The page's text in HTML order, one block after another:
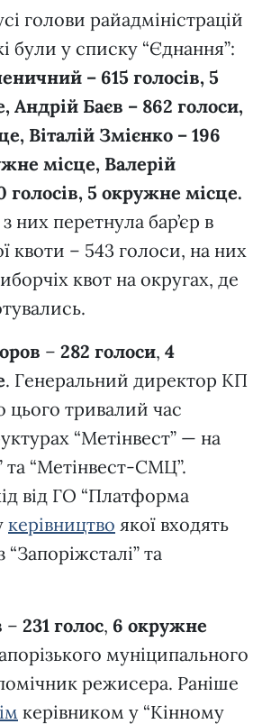
голови райадміністрацій
були у списку “Єднання”:
– 615 голосів, 5
Андрій Баєв – 862 голоси,
Віталій Змієнко – 196
місце, Валерій
голосів, 5 окружне місце.
них перетнула бар’єр в
квоти – 543 голоси, на них
квот на округах, де
– 282 голоси, 4
. Генеральний директор КП
цього тривалий час
“Метінвест” — на
та “Метінвест-СМЦ”.
від ГО “Платформа
керівництво якої входять
та
– 231 голос, 6 окружне
муніципального
режисера. Раніше
керівником у “Кінному